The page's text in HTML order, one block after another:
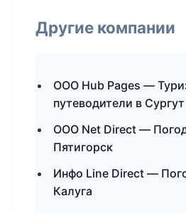
Другие компании
ООО Hub Pages —
путеводители в Сургут
ООО Net Direct —
Пятигорск
Инфо Line Direct —
Калуга